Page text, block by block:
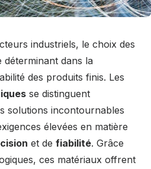
industriels, le choix des
dans la
des produits finis. Les
se distinguent
solutions incontournables
élevées en matière
et de fiabilité. Grâce
ces matériaux offrent